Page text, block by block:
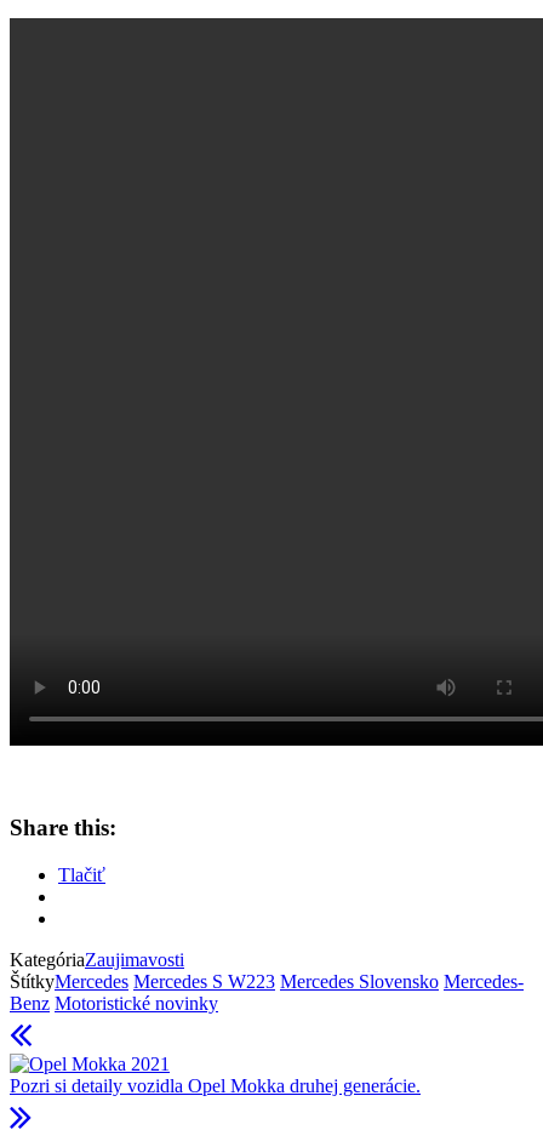
Share this:
Tlačiť
KategóriaZaujimavosti
ŠtítkyMercedes Mercedes S W223 Mercedes Slovensko Mercedes-
Benz Motoristické novinky
Pozri si detaily vozidla Opel Mokka druhej generácie.